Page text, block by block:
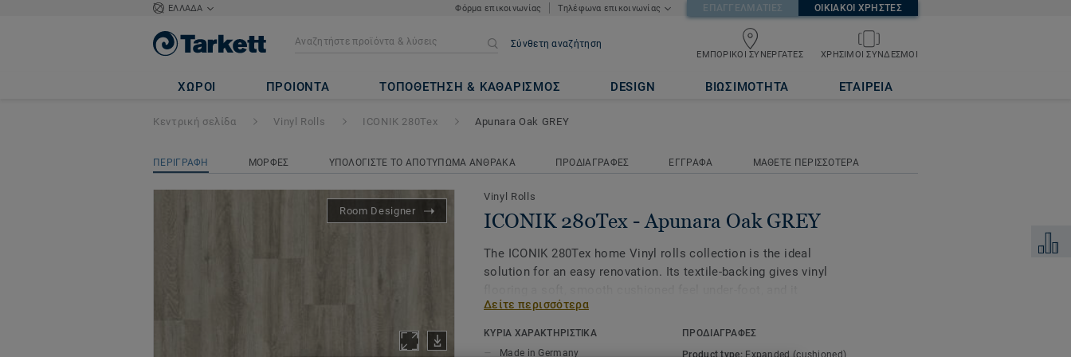
ΕΛΛΑΔΑ Φόρμα επικοινωνίας Τηλέφωνα επικοινωνίας ΕΠΑΓΓΕΛΜΑΤΙΕΣ ΟΙΚΙΑΚΟΙ ΧΡΗΣΤΕΣ
Σύνθετη αναζήτηση
ΕΜΠΟΡΙΚΟΙ ΣΥΝΕΡΓΑΤΕΣ ΧΡΗΣΙΜΟΙ ΣΥΝΔΕΣΜΟΙ
ΧΩΡΟΙ ΠΡΟΙΟΝΤΑ ΤΟΠΟΘΕΤΗΣΗ & ΚΑΘΑΡΙΣΜΟΣ DESIGN ΒΙΩΣΙΜΟΤΗΤΑ ΕΤΑΙΡΕΙΑ
ICONIK 280Tex - Apunara Oak GREY
Κεντρική σελίδα Vinyl Rolls ICONIK 280Tex Apunara Oak GREY
ΠΕΡΙΓΡΑΦΗ ΜΟΡΦΕΣ ΥΠΟΛΟΓΙΣΤΕ ΤΟ ΑΠΟΤΥΠΩΜΑ ΑΝΘΡΑΚΑ ΠΡΟΔΙΑΓΡΑΦΕΣ ΕΓΓΡΑΦΑ ΜΑΘΕΤΕ ΠΕΡΙΣΣΟΤΕΡΑ
Room Designer
Vinyl Rolls
ICONIK 280Tex - Apunara Oak GREY
The ICONIK 280Tex home Vinyl rolls collection is the ideal
solution for an easy renovation. Its textile-backing gives vinyl
dampens sounds too, making your home that little bit quieter.
The extra textile layer offers another benefit: because of the extra
Δείτε περισσότερα
ΚΥΡΙΑ ΧΑΡΑΚΤΗΡΙΣΤΙΚΑ
Made in Germany
ΠΡΟΔΙΑΓΡΑΦΕΣ
Product type:Expanded (cushioned)